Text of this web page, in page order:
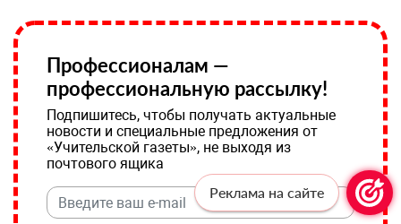
Профессионалам —
профессиональную рассылку!
Подпишитесь, чтобы получать актуальные
новости и специальные предложения от
«Учительской газеты», не выходя из
почтового ящика
Реклама на сайте